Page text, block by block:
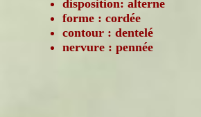
disposition: alterne
forme : cordée
contour : dentelé
nervure : pennée